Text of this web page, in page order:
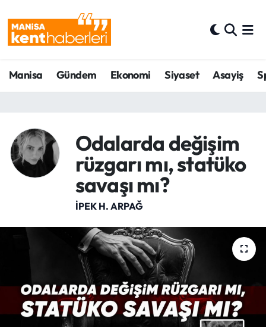
Manisa Gündem Ekonomi Siyaset Asayiş
Odalarda değişim
rüzgarı mı, statüko
savaşı mı?
İPEK H. ARPAĞ
Ahmetli Hava Durumu
Ahmetli Trafik Yoğunluk Haritası
Tüm Manşetler
Son Dakika Haberleri
Haber Arşivi